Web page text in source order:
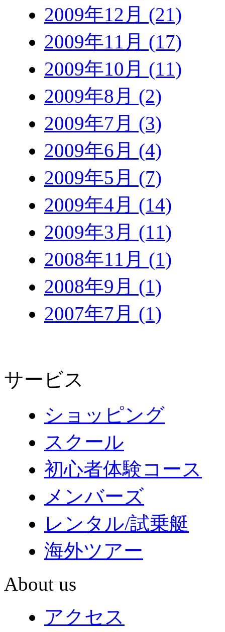
2009年12月 (21)
2009年11月 (17)
2009年10月 (11)
2009年8月 (2)
2009年7月 (3)
2009年6月 (4)
2009年5月 (7)
2009年4月 (14)
2009年3月 (11)
2008年11月 (1)
2008年9月 (1)
2007年7月 (1)
サービス
ショッピング
スクール
初心者体験コース
メンバーズ
レンタル/試乗艇
海外ツアー
About us
アクセス